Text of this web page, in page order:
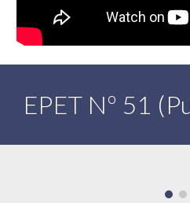
EPET Nº 51